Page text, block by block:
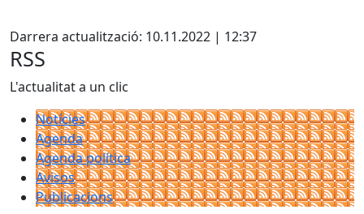
Darrera actualització: 10.11.2022 | 12:37
RSS
L'actualitat a un clic
Notícies
Agenda
Agenda política
Avisos
Publicacions